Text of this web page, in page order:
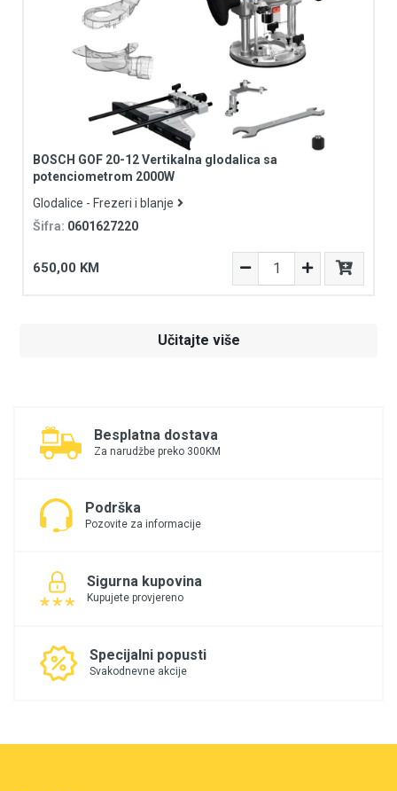
BOSCH GOF 20-12 Vertikalna glodalica sa
potenciometrom 2000W
Glodalice - Frezeri i blanje
Šifra: 0601627220
650,00 KM
Učitajte više
Besplatna dostava
Za narudžbe preko 300KM
Podrška
Pozovite za informacije
Sigurna kupovina
Kupujete provjereno
Specijalni popusti
Svakodnevne akcije